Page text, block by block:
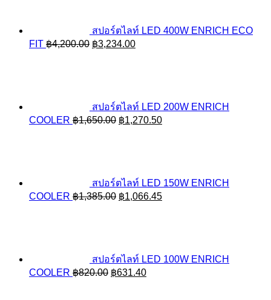
สปอร์ตไลท์ LED 400W ENRICH ECO
FIT ฿4,200.00 Original
฿3,234.00Current
สปอร์ตไลท์ LED 200W ENRICH
COOLER ฿1,650.00 Original
฿1,270.50Current
สปอร์ตไลท์ LED 150W ENRICH
COOLER ฿1,385.00 Original
฿1,066.45Current
สปอร์ตไลท์ LED 100W ENRICH
COOLER ฿820.00 Original
฿631.40Current